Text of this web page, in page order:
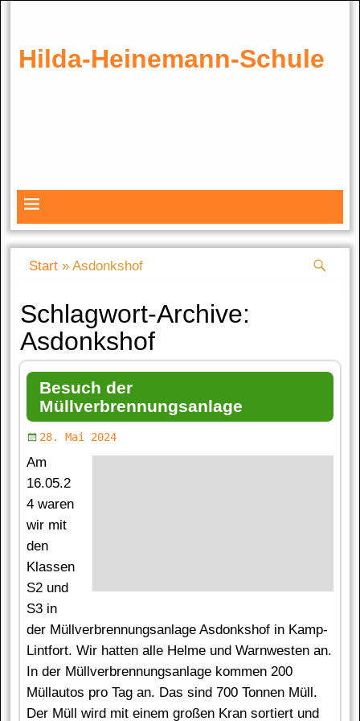
Hilda-Heinemann-Schule
Start » Asdonkshof
Schlagwort-Archive:
Asdonkshof
Besuch der
Müllverbrennungsanlage
28. Mai 2024
Am
16.05.2
4 waren
wir mit
den
Klassen
S2 und
S3 in
der Müllverbrennungsanlage Asdonkshof in Kamp-
Lintfort. Wir hatten alle Helme und Warnwesten an.
In der Müllverbrennungsanlage kommen 200
Müllautos pro Tag an. Das sind 700 Tonnen Müll.
Der Müll wird mit einem großen Kran sortiert und